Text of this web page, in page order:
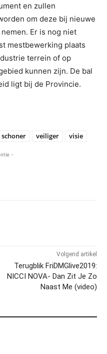
en zullen
om deze bij nieuwe
Er is nog niet
mestbewerking plaats
terrein of op
kunnen zijn. De bal
ligt bij de Provincie.
schoner veiliger visie
-
Volgend artikel
Terugblik FriDMGlive2019:
NICCI NOVA- Dan Zit Je Zo
Naast Me (video)